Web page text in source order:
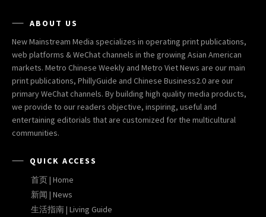
ABOUT US
New Mainstream Media specializes in operating print publications,
web platforms & WeChat channels in the growing Asian American
markets. Metro Chinese Weekly and Metro Viet News are our main
print publications, PhillyGuide and Chinese Business2.0 are our
primary WeChat channels. By building high quality media products,
we provide to our readers objective, inspiring, useful and
entertaining editorials that are customized for the multicultural
communities.
QUICK ACCESS
首页 | Home
新闻 | News
生活指南 | Living Guide